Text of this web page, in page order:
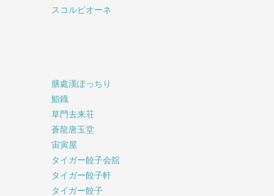
スコルピオーネ
膳處漢ぽっちり
鮨鐡
草門去来荘
蒼龍唐玉堂
宙寅屋
タイガー餃子会舘
タイガー餃子軒
タイガー餃子